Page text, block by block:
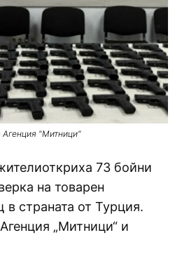
Агенция "Митници"
73 бойни
на товарен
страната от Турция.
„Митници“ и